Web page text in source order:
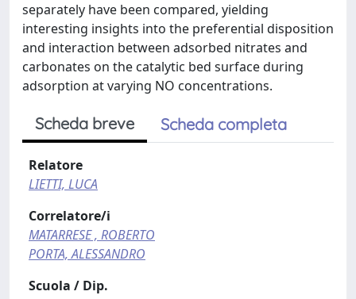
separately have been compared, yielding
interesting insights into the preferential disposition
and interaction between adsorbed nitrates and
carbonates on the catalytic bed surface during
adsorption at varying NO concentrations.
Scheda breve Scheda completa
Relatore
LIETTI, LUCA
Correlatore/i
MATARRESE , ROBERTO
PORTA, ALESSANDRO
Scuola / Dip.